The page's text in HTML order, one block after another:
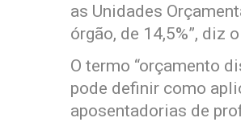
as Unidades
órgão, de 14,5%”, diz
O termo “orçamento
pode definir como
aposentadorias de